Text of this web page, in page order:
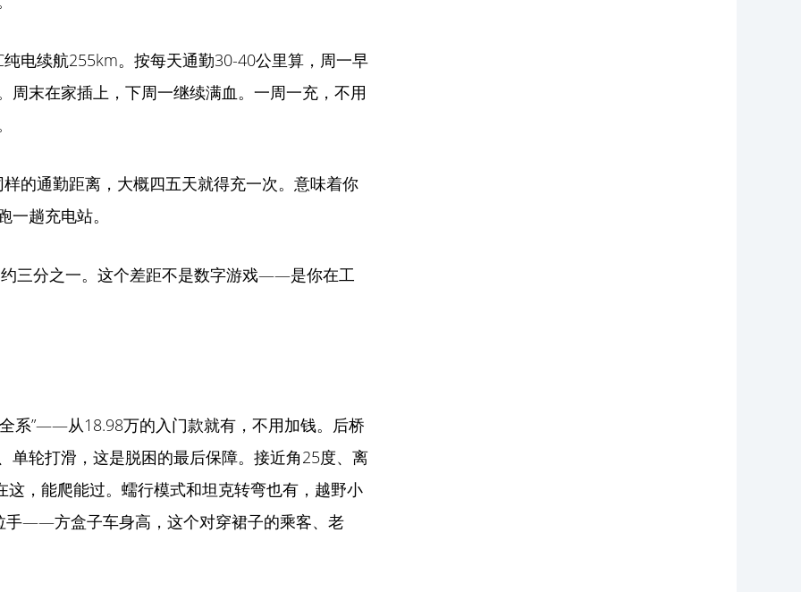
纯电续航255km。按每天通勤30-40公里算，周一早
周末在家插上，下周一继续满血。一周一充，不用
的通勤距离，大概四五天就得充一次。意味着你
趟充电站。
三分之一。这个差距不是数字游戏——是你在工
系”——从18.98万的入门款就有，不用加钱。后桥
单轮打滑，这是脱困的最后保障。接近角25度、离
，能爬能过。蠕行模式和坦克转弯也有，越野小
手——方盒子车身高，这个对穿裙子的乘客、老